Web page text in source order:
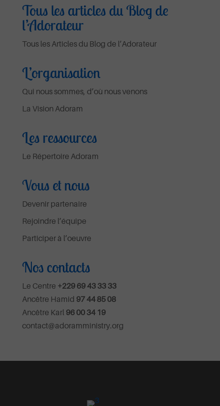
Tous les articles du Blog de
l’Adorateur
Tous les Articles du Blog de l’Adorateur
L’organisation
Qui nous sommes, d’où nous venons
La Vision Adoram
Les ressources
Le Répertoire Adoram
Vous et nous
Devenir partenaire
Rejoindre l’équipe
Participer à l’oeuvre
Nos contacts
Le Centre +229 69 43 33 33
Ancêtre Hamid 97 44 85 08
Ancêtre Karl 96 00 34 19
contact@adoramministry.org